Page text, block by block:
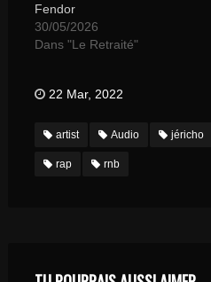
Fendor
30/05/2026
Dans "Le Retraité"
22 Mar, 2022
artist Audio jéricho
rap rnb